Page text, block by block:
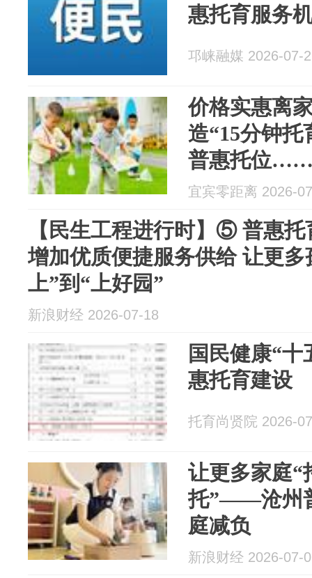
惠托育服务
邛崃融媒 2026-07-
价格实惠离
造“15分钟托
普惠托位
宜宾零距离 2026-
【民生工程进行时】⑤ 普惠
增加优质便捷服务供给 让更多
上”到“上好园”
新浪财经 2026-07-18
国民健康“
惠托育建设
托育尚贤院 2026-
让更多家庭“
托”——沧州
庭减负
新浪财经 2026-07-